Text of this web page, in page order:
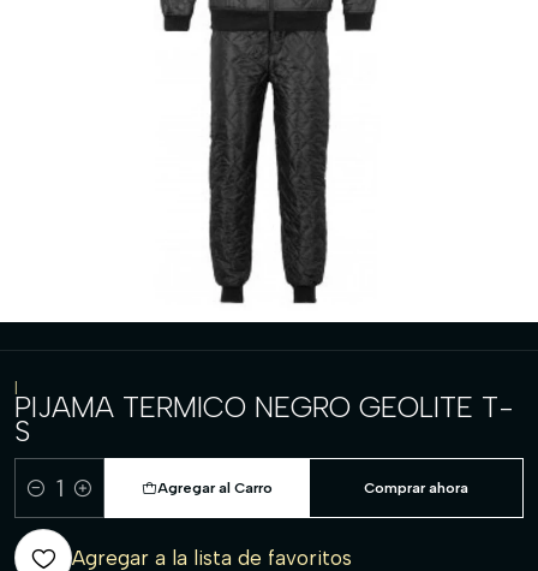
|
PIJAMA TERMICO NEGRO GEOLITE T-
S
Cantidad
Agregar al Carro Comprar ahora
Agregar a la lista de favoritos